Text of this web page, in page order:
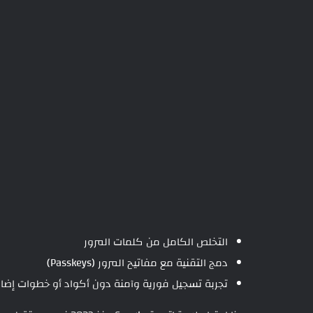
التخلص الكامل من كلمات المرور
دمج التقنية مع مفاتيح المرور (Passkeys)
تجربة تسجيل فورية وآمنة دون أكواد أو خطوات